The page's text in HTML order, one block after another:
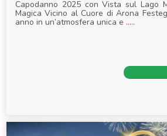
Capodanno 2025 con Vista sul Lago
Magica Vicino al Cuore di Arona
anno in un’atmosfera unica e .....